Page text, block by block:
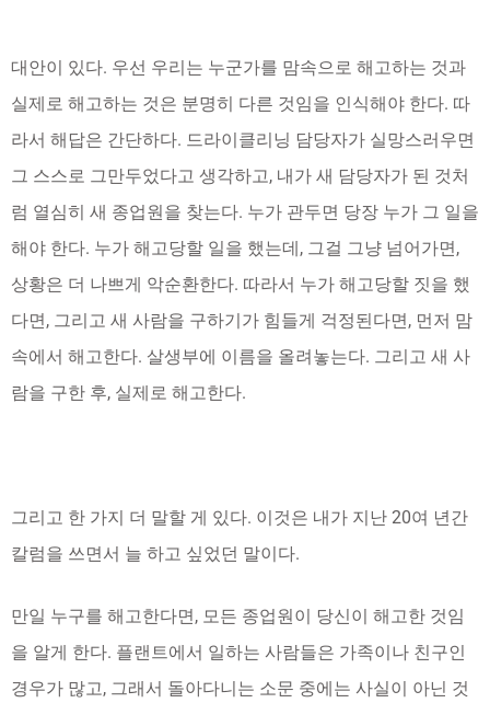
대안이 있다. 우선 우리는 누군가를 맘속으로 해고하는 것과
실제로 해고하는 것은 분명히 다른 것임을 인식해야 한다. 따
라서 해답은 간단하다. 드라이클리닝 담당자가 실망스러우면
그 스스로 그만두었다고 생각하고, 내가 새 담당자가 된 것처
럼 열심히 새 종업원을 찾는다. 누가 관두면 당장 누가 그 일을
해야 한다. 누가 해고당할 일을 했는데, 그걸 그냥 넘어가면,
상황은 더 나쁘게 악순환한다. 따라서 누가 해고당할 짓을 했
다면, 그리고 새 사람을 구하기가 힘들게 걱정된다면, 먼저 맘
속에서 해고한다. 살생부에 이름을 올려놓는다. 그리고 새 사
람을 구한 후, 실제로 해고한다.
그리고 한 가지 더 말할 게 있다. 이것은 내가 지난 20여 년간
칼럼을 쓰면서 늘 하고 싶었던 말이다.
만일 누구를 해고한다면, 모든 종업원이 당신이 해고한 것임
을 알게 한다. 플랜트에서 일하는 사람들은 가족이나 친구인
경우가 많고, 그래서 돌아다니는 소문 중에는 사실이 아닌 것